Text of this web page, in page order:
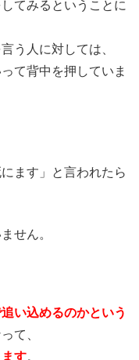
てみるということに
う人に対しては、
て背中を押していま
ます」と言われたら
せん。
い込めるのかという
て、
す。